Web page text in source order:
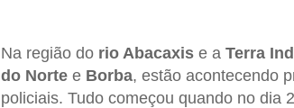
Na região dorio Abacaxise a Terra
do Nortee Borba, estão acontecendo
policiais. Tudo começou quando no dia